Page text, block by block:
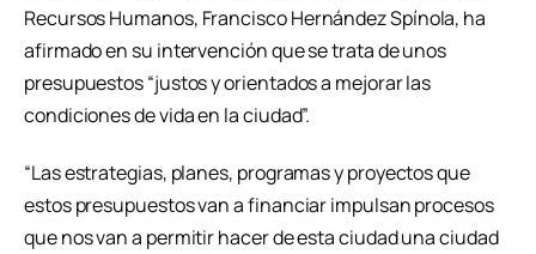
Recursos Humanos, Francisco Hernández Spínola, ha
afirmado en su intervención que se trata de unos
presupuestos “justos y orientados a mejorar las
condiciones de vida en la ciudad”.
“Las estrategias, planes, programas y proyectos que
estos presupuestos van a financiar impulsan procesos
que nos van a permitir hacer de esta ciudad una ciudad